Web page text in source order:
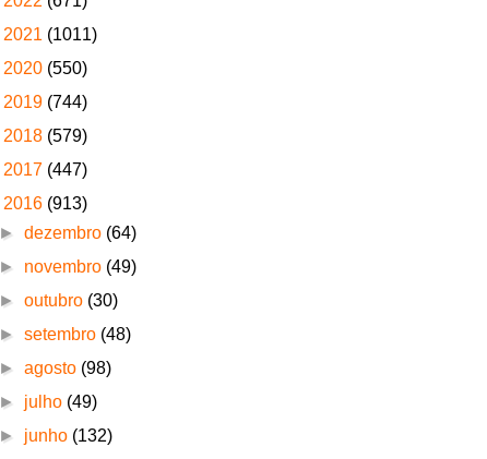
2021 (1011)
2020 (550)
2019 (744)
2018 (579)
2017 (447)
2016 (913)
►dezembro (64)
► novembro (49)
►outubro (30)
►setembro (48)
►agosto (98)
► julho (49)
► junho (132)